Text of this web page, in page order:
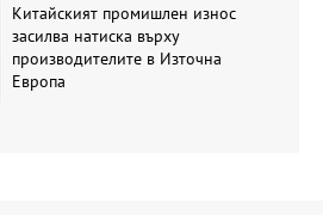
Китайският промишлен износ
засилва натиска върху
производителите в Източна
Европа